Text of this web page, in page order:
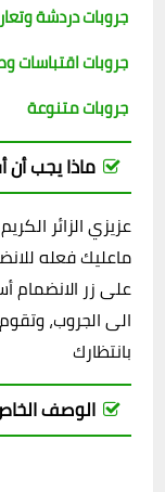
جروبات دردشة
جروبات اقتباسات
جروبات متنوعة
ماذا يجب أن
عزيزي الزائر
ماعليك فعله
على زر الانضمام
الى الجروب،
بانتظارك
الوصف